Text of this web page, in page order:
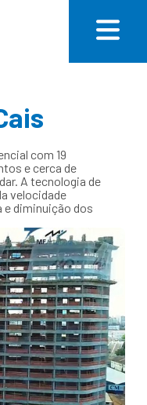
com 19
e cerca de
A tecnologia de
velocidade
e diminuição dos